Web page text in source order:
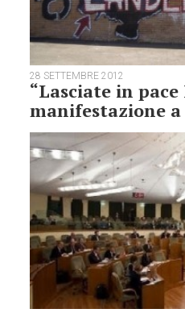
28 SETTEMBRE 2012
“Lasciate in
manifestazione a